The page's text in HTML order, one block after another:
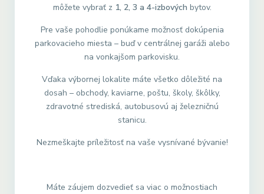
môžete vybrať z 1, 2, 3 a 4-izbových bytov.
Pre vaše pohodlie ponúkame možnosť dokúpenia
parkovacieho miesta – buď v centrálnej garáži alebo
na vonkajšom parkovisku.
Vďaka výbornej lokalite máte všetko dôležité na
dosah – obchody, kaviarne, poštu, školy, škôlky,
zdravotné strediská, autobusovú aj železničnú
stanicu.
Nezmeškajte príležitosť na vaše vysnívané bývanie!
Máte záujem dozvedieť sa viac o možnostiach